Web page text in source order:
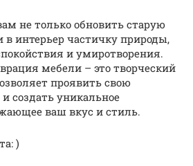
не только обновить старую
в интерьер частичку природы,
и умиротворения.
мебели – это творческий
проявить свою
создать уникальное
ваш вкус и стиль.
)